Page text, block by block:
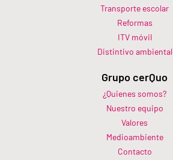
Transporte escolar
Reformas
ITV móvil
Distintivo ambiental
Grupo cerQuo
¿Quienes somos?
Nuestro equipo
Valores
Medioambiente
Contacto